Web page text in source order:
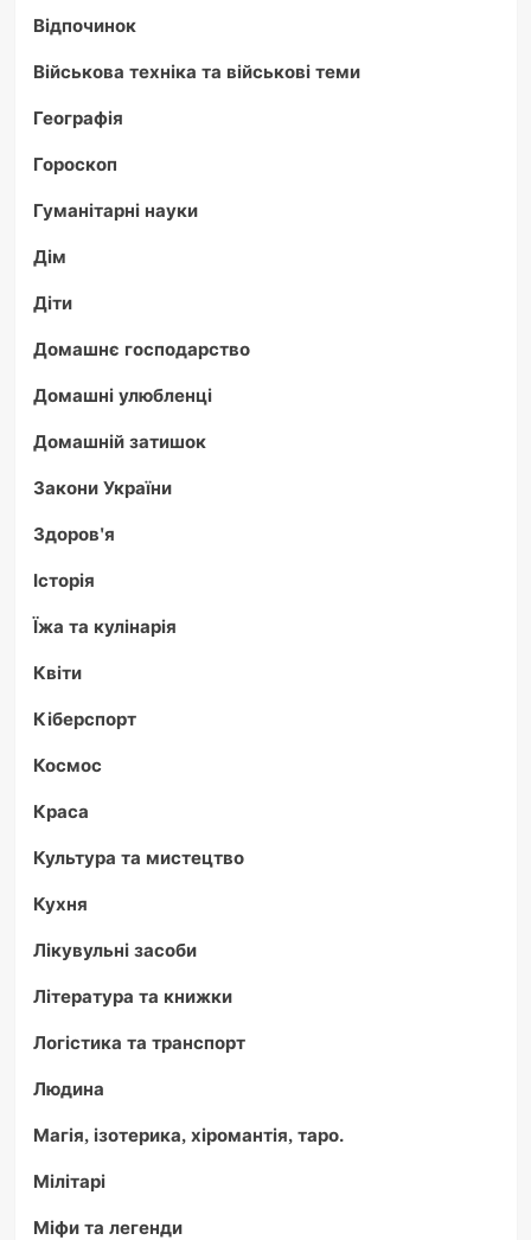
Відпочинок
Військова техніка та військові теми
Географія
Гороскоп
Гуманітарні науки
Дім
Діти
Домашнє господарство
Домашні улюбленці
Домашній затишок
Закони України
Здоров'я
Історія
Їжа та кулінарія
Квіти
Кіберспорт
Космос
Краса
Культура та мистецтво
Кухня
Лікувульні засоби
Література та книжки
Логістика та транспорт
Людина
Магія, ізотерика, хіромантія, таро.
Мілітарі
Міфи та легенди